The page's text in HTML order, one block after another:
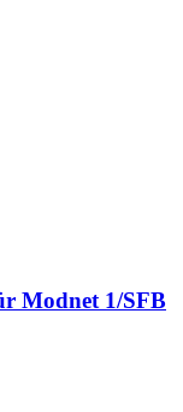
Modnet 1/SFB